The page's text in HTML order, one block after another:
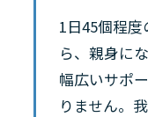
1日45個程
ら、親身に
幅広いサポ
りません。